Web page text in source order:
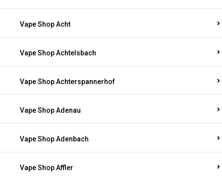
Vape Shop Acht
Vape Shop Achtelsbach
Vape Shop Achterspannerhof
Vape Shop Adenau
Vape Shop Adenbach
Vape Shop Affler